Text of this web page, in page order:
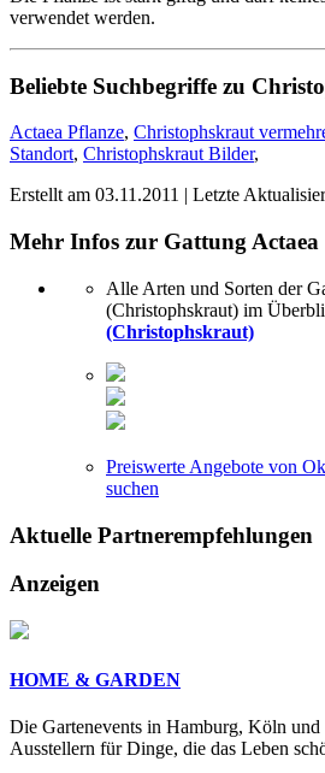
verwendet werden.
Beliebte Suchbegriffe zu
Actaea Pflanze, Christophskraut
Standort, Christophskraut Bilder,
Erstellt am 03.11.2011 | Letzte
Mehr Infos zur Gattung Actaea
Alle Arten und Sorten der
(Christophskraut) im
(Christophskraut)
Preiswerte Angebote von
suchen
Aktuelle Partnerempfehlungen
Anzeigen
HOME & GARDEN
Die Gartenevents in Hamburg, Köln und
Ausstellern für Dinge, die das Leben